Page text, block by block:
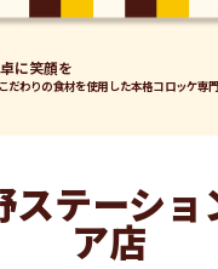
に笑顔を
だわりの⾷材を使⽤した本格コロッケ専
ステーショ
ア店